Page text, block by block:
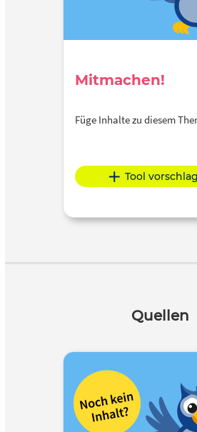
Mitmachen!
Füge Inhalte zu diesem
Tool
Quellen